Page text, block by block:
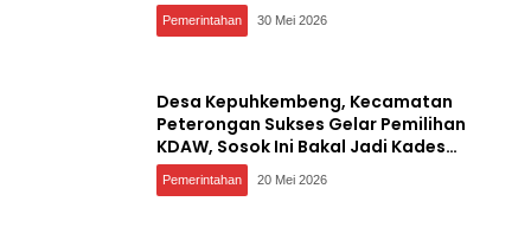
Pemerintahan 30 Mei 2026
Desa Kepuhkembeng, Kecamatan
Peterongan Sukses Gelar Pemilihan
KDAW, Sosok Ini Bakal Jadi Kades
Definitif
Pemerintahan 20 Mei 2026